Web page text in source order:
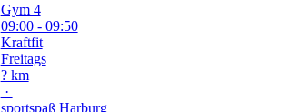
Gym 4
09:00 - 09:50
Kraftfit
Freitags
? km
·
sportspaß Harburg